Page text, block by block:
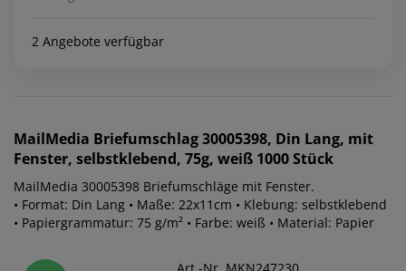
2 Angebote verfügbar
MailMedia Briefumschlag 30005398, Din Lang, mit
Fenster, selbstklebend, 75g, weiß 1000 Stück
MailMedia 30005398 Briefumschläge mit Fenster.
• Format: Din Lang • Maße: 22x11cm • Klebung: selbstklebend
• Papiergrammatur: 75 g/m² • Farbe: weiß • Material: Papier